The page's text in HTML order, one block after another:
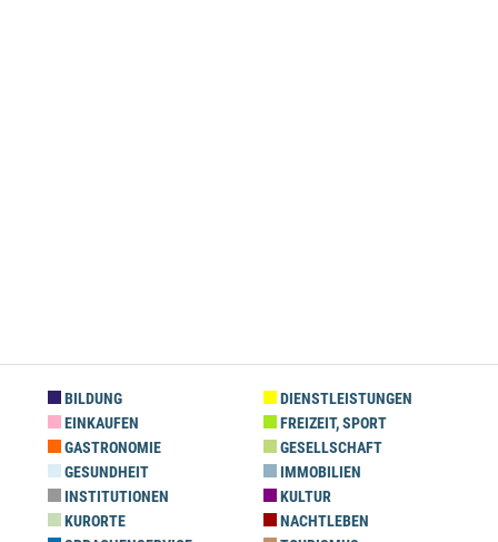
BILDUNG
DIENSTLEISTUNGEN
EINKAUFEN
FREIZEIT, SPORT
GASTRONOMIE
GESELLSCHAFT
GESUNDHEIT
IMMOBILIEN
INSTITUTIONEN
KULTUR
KURORTE
NACHTLEBEN